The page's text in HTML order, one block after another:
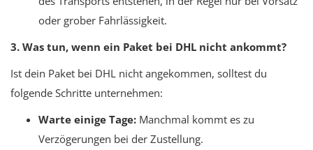
oder grober Fahrlässigkeit.
3. Was tun, wenn ein Paket bei DHL nicht ankommt?
Ist dein Paket bei DHL nicht angekommen, solltest du
folgende Schritte unternehmen:
Warte einige Tage: Manchmal kommt es zu
Verzögerungen bei der Zustellung.